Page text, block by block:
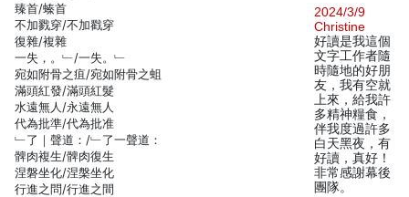
臻首/螓首
不加戮穿/不加戳穿
復雜/複雜
一失，。﹂/一失。﹂
宛如附骨之疽/宛如附骨之蛆
滿頭紅發/滿頭紅髮
水遠無人/永遠無人
代為批準/代為批准
﹂了｜聲道：/﹂了一聲道：
髀肉複生/髀肉復生
涅磐坐化/涅槃坐化
行進之問/行進之間
2024/3/9
Christine
好讀是我這個
文字工作者隨
時隨地的好朋
友，我有空就
上來，給我許
多精神糧食，
伴我度過許多
白天黑夜，有
好讀，真好！
非常感謝幕後
團隊。